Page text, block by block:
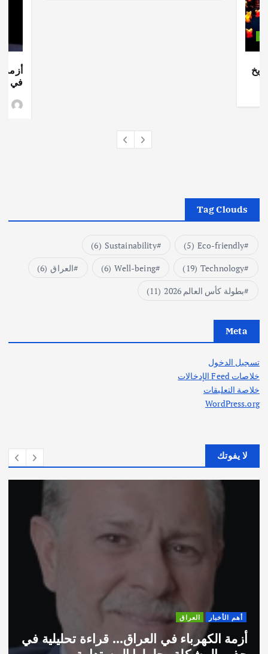
أزمة
في
Tag Clouds
Eco-friendly
(5)
Sustainability
(6)
Technology
(19)
Well-being
(6) العراق (6)
بطولة كأس العالم 2026
(11)
Meta
تسجيل الدخول
خلاصات Feed الإدخالات
خلاصة التعليقات
WordPress.org
لا يفوتك
قراءة تحليلية في
اختتام ورشة